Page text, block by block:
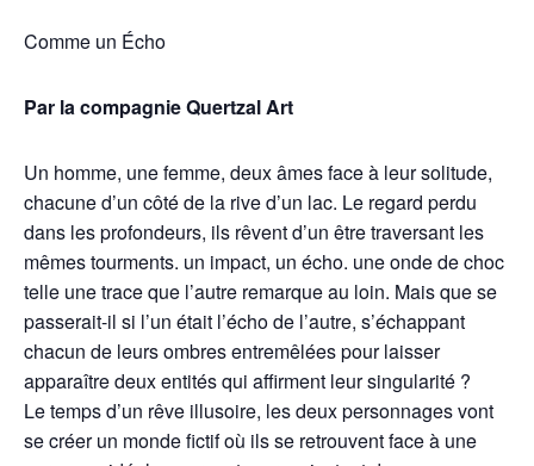
Comme un Écho
Par la compagnie Quertzal Art
Un homme, une femme, deux âmes face à leur solitude,
chacune d’un côté de la rive d’un lac. Le regard perdu
dans les profondeurs, ils rêvent d’un être traversant les
mêmes tourments. un impact, un écho. une onde de choc
telle une trace que l’autre remarque au loin. Mais que se
passerait-il si l’un était l’écho de l’autre, s’échappant
chacun de leurs ombres entremêlées pour laisser
apparaître deux entités qui affirment leur singularité ?
Le temps d’un rêve illusoire, les deux personnages vont
se créer un monde fictif où ils se retrouvent face à une